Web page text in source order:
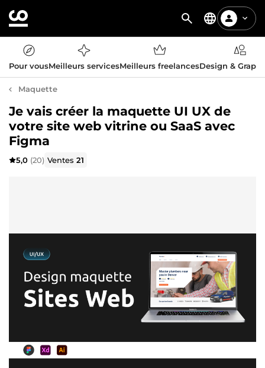
Pour vousMeilleurs servicesMeilleurs freelancesDesign &
Maquette
Je vais créer la maquette UI UX de
votre site web vitrine ou SaaS avec
Figma
5,0 (20) Ventes21